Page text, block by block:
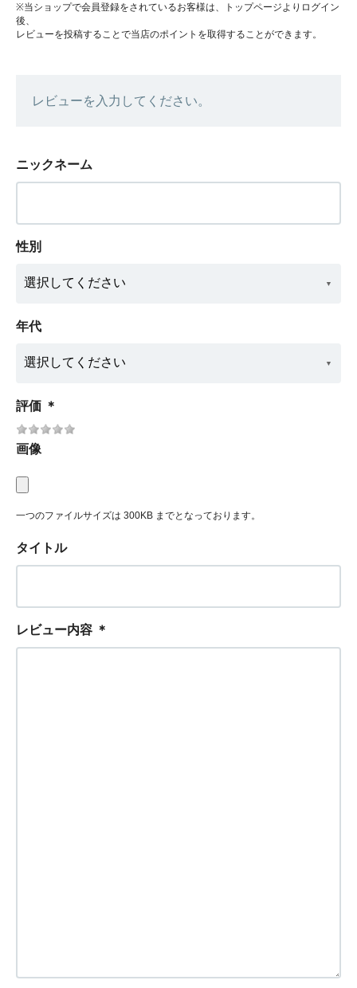
※当ショップで会員登録をされているお客様は、トップページよりログイン
後、
レビューを投稿することで当店のポイントを取得することができます。
レビューを入力してください。
ニックネーム
性別
年代
評価 ＊
画像
一つのファイルサイズは 300KB までとなっております。
タイトル
レビュー内容 ＊